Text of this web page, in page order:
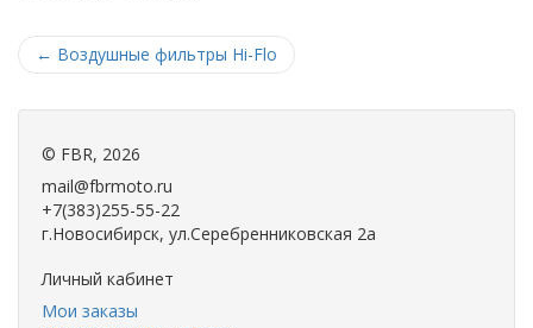
← Воздушные фильтры Hi-Flo
© FBR, 2026
mail@fbrmoto.ru
+7(383)255-55-22
г.Новосибирск, ул.Серебренниковская 2а
Личный кабинет
Мои заказы